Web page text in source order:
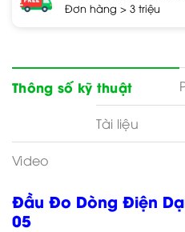
Đơn hàng > 3 triệu
Thông số kỹ thuật
Tài liệu
Video
Đầu Đo Dòng Điện
05